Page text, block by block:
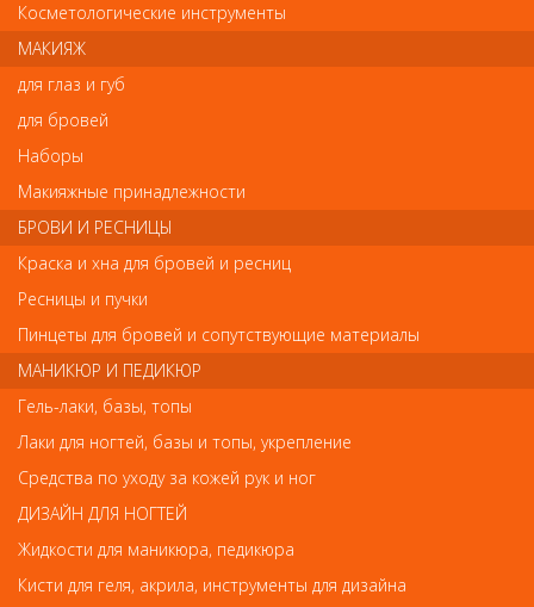
Скотч используется в качестве подложки для защиты нижнего
века в процессе наращивания. Предотвращает склеивание
между собой нижних и верхних ресниц. Защищает от попадания
клея на чувствительную кожу под глазами и исключает
раздражение.
Отзывы
Ваш отзыв станет первым
Напишите свой отзыв
Комментарий
Имя
Косметологические инструменты
МАКИЯЖ
для глаз и губ
для бровей
Наборы
Макияжные принадлежности
БРОВИ И РЕСНИЦЫ
Краска и хна для бровей и ресниц
Ресницы и пучки
Пинцеты для бровей и сопутствующие материалы
МАНИКЮР И ПЕДИКЮР
Гель-лаки, базы, топы
Лаки для ногтей, базы и топы, укрепление
Средства по уходу за кожей рук и ног
ДИЗАЙН ДЛЯ НОГТЕЙ
Жидкости для маникюра, педикюра
Кисти для геля, акрила, инструменты для дизайна